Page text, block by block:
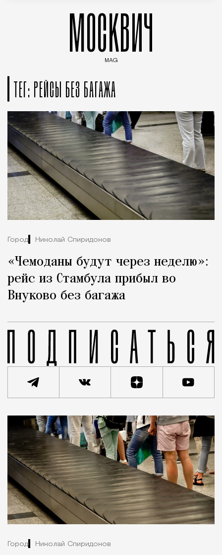
МОСКВИЧ
MAG
ТЕГ: РЕЙСЫ БЕЗ БАГАЖА
Город Николай Спиридонов
«Чемоданы будут через неделю»:
рейс из Стамбула прибыл во
Внуково без багажа
Город Николай Спиридонов